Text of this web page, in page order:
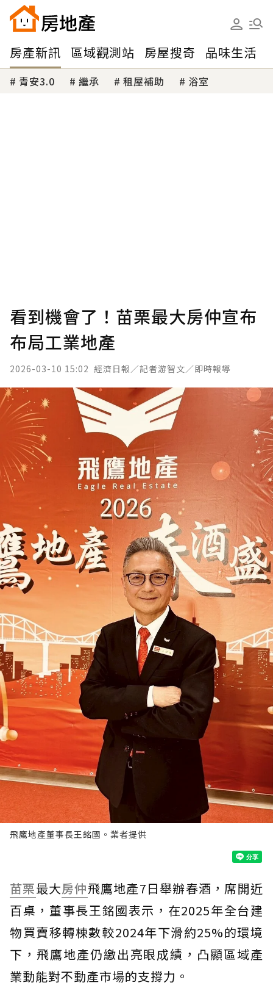
房產新訊 區域觀測站 房屋搜奇 品味生活
青安3.0 繼承 租屋補助 浴室
看到機會了！苗栗最大房仲宣布
布局工業地產
2026-03-10 15:02 經濟日報／記者游智文／即時報導
飛鷹地產董事長王銘國。業者提供
苗栗最大房仲飛鷹地產7日舉辦春酒，席開近
百桌，董事長王銘國表示，在2025年全台建
物買賣移轉棟數較2024年下滑約25%的環境
下，飛鷹地產仍繳出亮眼成績，凸顯區域產
業動能對不動產市場的支撐力。